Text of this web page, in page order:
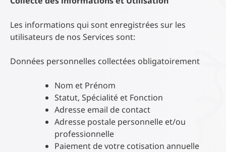
Les informations qui sont enregistrées sur les
utilisateurs de nos Services sont:
Données personnelles collectées obligatoirement
Nom et Prénom
Statut, Spécialité et Fonction
Adresse email de contact
Adresse postale personnelle et/ou
professionnelle
Paiement de votre cotisation annuelle